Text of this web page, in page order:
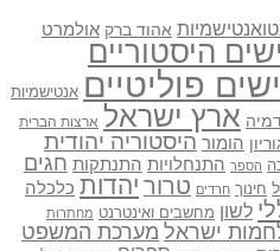
אהוד ברק אולמרט
היסטוריים
פוליטיים אנטישמיות
ארץ ישראל ארצות הברית
הומור היסטוריה יהודית
הספר התנחלויות התנתקות חגים
חינוך חרדים טרור יהדות כלכלה
לשון מחשבים ואינטרנט מחתרות
ישראל מערכת המשפט